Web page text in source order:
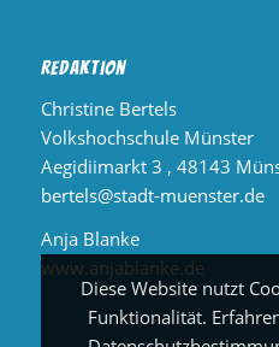
Redaktion
Christine Bertels
Volkshochschule Münster
Aegidiimarkt 3 , 48143
bertels@stadt-muenster.de
Anja Blanke
www.anjablanke.de
Diese Website nutzt
Funktionalität.